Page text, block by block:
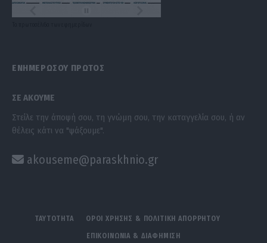
ΕΝΗΜΕΡΩΣΟΥ ΠΡΩΤΟΣ
ΣΕ ΑΚΟΥΜΕ
Στείλε την άποψή σου, τη γνώμη σου, την καταγγελία σου, ή αν
θέλεις κάτι να "ψάξουμε".
akouseme@paraskhnio.gr
ΤΑΥΤΟΤΗΤΑ ΟΡΟΙ ΧΡΗΣΗΣ & ΠΟΛΙΤΙΚΗ ΑΠΟΡΡΗΤΟΥ
ΕΠΙΚΟΙΝΩΝΙΑ & ΔΙΑΦΗΜΙΣΗ